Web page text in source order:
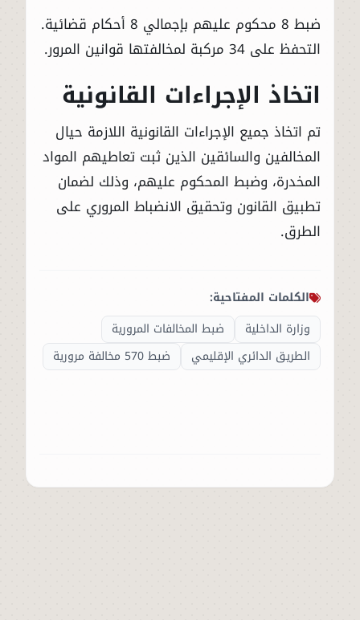
ضبط 8 محكوم عليهم بإجمالي 8 أحكام قضائية.
التحفظ على 34 مركبة لمخالفتها قوانين المرور.
اتخاذ الإجراءات القانونية
تم اتخاذ جميع الإجراءات القانونية اللازمة حيال
المخالفين والسائقين الذين ثبت تعاطيهم المواد
المخدرة، وضبط المحكوم عليهم، وذلك لضمان
تطبيق القانون وتحقيق الانضباط المروري على
الطرق.
الكلمات المفتاحية:
وزارة الداخلية
ضبط المخالفات المرورية
الطريق الدائري الإقليمي
ضبط 570 مخالفة مرورية